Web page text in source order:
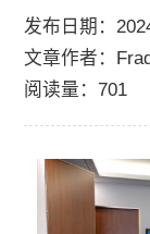
关于我们
加入我们
联系我们
发布日期：
文章作者：
阅读量：701